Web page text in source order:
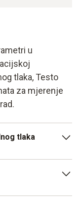
u
tlaka, Testo
za mjerenje
tlaka
Testo vam